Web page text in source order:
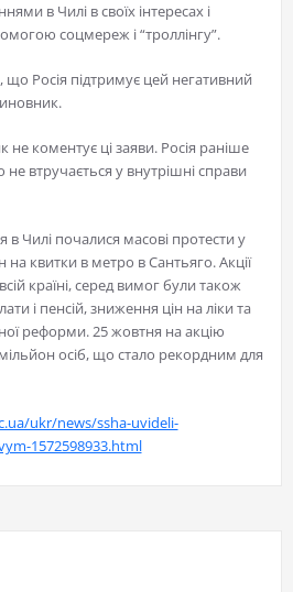
в Чилі в своїх інтересах і
соцмереж і “троллінгу”.
Росія підтримує цей негативний
не коментує ці заяви. Росія раніше
втручається у внутрішні справи
в Чилі почалися масові протести у
на квитки в метро в Сантьяго. Акції
країні, серед вимог були також
і пенсій, зниження цін на ліки та
реформи. 25 жовтня на акцію
осіб, що стало рекордним для
ukr/news/ssha-uvideli-
1572598933.html